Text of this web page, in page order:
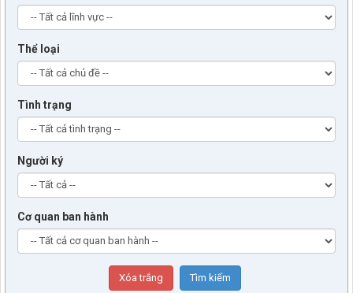
Thể loại
Tình trạng
Người ký
Cơ quan ban hành